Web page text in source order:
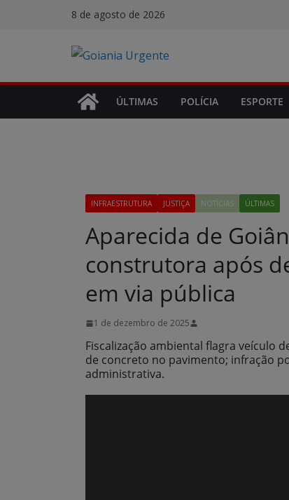
8 de agosto de 2026
ÚLTIMAS POLÍCIA ESPORTE
INFRAESTRUTURA JUSTIÇA NOTÍCIAS ÚLTIMAS
Aparecida de
construtora após
em via pública
1 de dezembro de 2025
Fiscalização ambiental flagra veículo
de concreto no pavimento; infração
administrativa.